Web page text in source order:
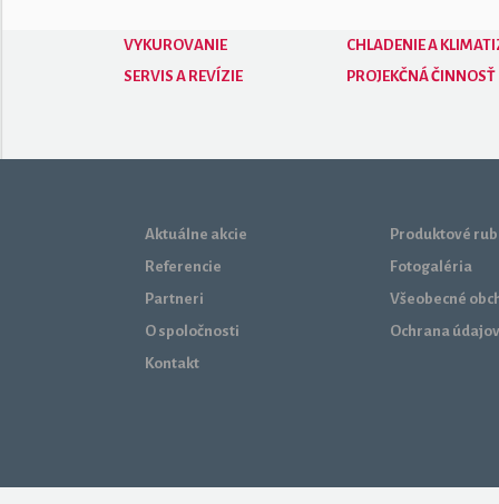
VYKUROVANIE
CHLADENIE A
SERVIS A REVÍZIE
PROJEKČNÁ ČINNOSŤ
Aktuálne akcie
Referencie
Partneri
O spoločnosti
Kontakt
Produktové
Fotogaléria
Všeobecné
Ochrana údajov